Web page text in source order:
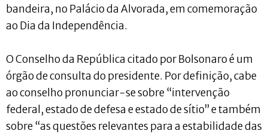
bandeira, no Palácio da Alvorada, em comemoração
ao Dia da Independência.
O Conselho da República citado por Bolsonaro é um
órgão de consulta do presidente. Por definição, cabe
ao conselho pronunciar-se sobre “intervenção
federal, estado de defesa e estado de sítio” e também
sobre “as questões relevantes para a estabilidade das